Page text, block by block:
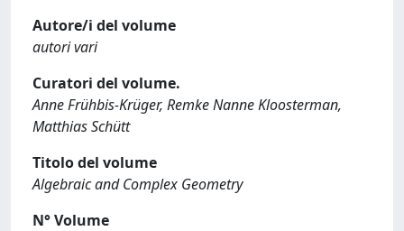
Autore/i del volume
autori vari
Curatori del volume.
Anne Frühbis-Krüger, Remke Nanne Kloosterman,
Matthias Schütt
Titolo del volume
Algebraic and Complex Geometry
N° Volume